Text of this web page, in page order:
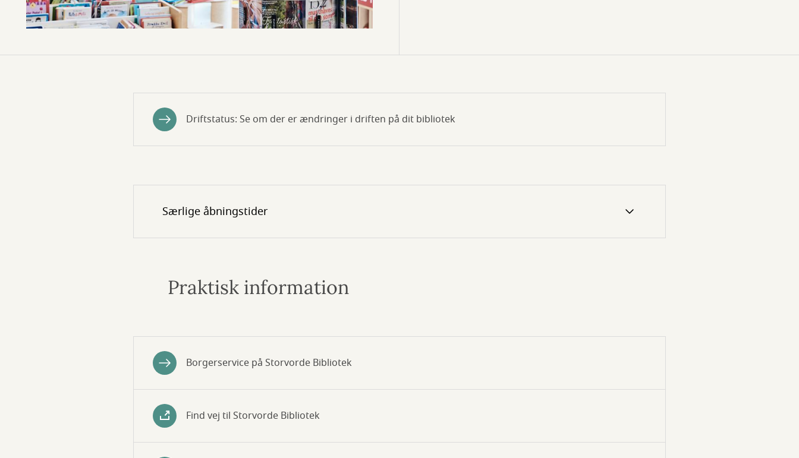
Driftstatus: Se om der er ændringer i driften på dit bibliotek
Særlige åbningstider
Praktisk information
Borgerservice på Storvorde Bibliotek
Find vej til Storvorde Bibliotek